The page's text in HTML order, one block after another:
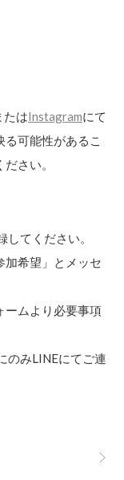
たはInstagramにて
可能性があるこ
さい。
してください。
加希望」とメッセ
ームより必要事項
のみLINEにてご連